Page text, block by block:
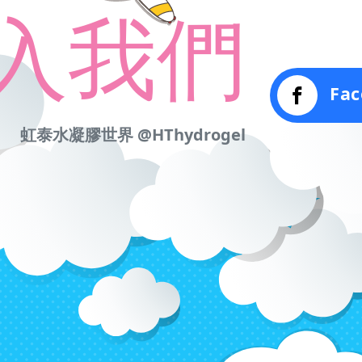
我們
虹泰水凝膠世界 @HThydrogel